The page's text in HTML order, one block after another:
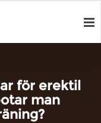
för erektil
man